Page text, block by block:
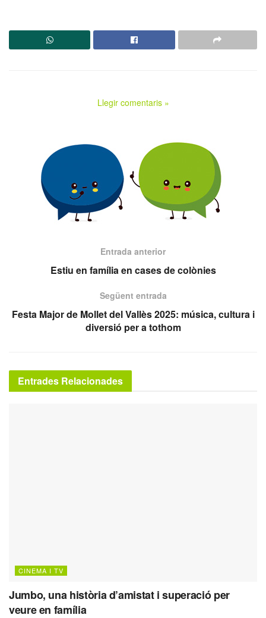
Llegir comentaris »
Entrada anterior
Estiu en família en cases de colònies
Següent entrada
Festa Major de Mollet del Vallès 2025: música, cultura i
diversió per a tothom
Entrades Relacionades
CINEMA I TV
Jumbo, una història d’amistat i superació per
veure en família